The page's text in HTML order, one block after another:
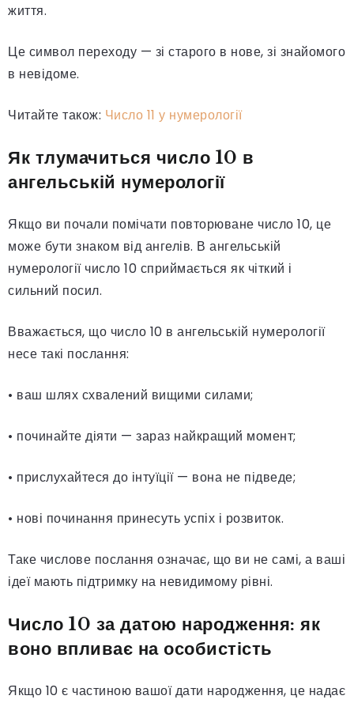
життя.
Це символ переходу — зі старого в нове, зі знайомого
в невідоме.
Читайте також: Число 11 у нумерології
Як тлумачиться число 10 в
ангельській нумерології
Якщо ви почали помічати повторюване число 10, це
може бути знаком від ангелів. В ангельській
нумерології число 10 сприймається як чіткий і
сильний посил.
Вважається, що число 10 в ангельській нумерології
несе такі послання:
• ваш шлях схвалений вищими силами;
• починайте діяти — зараз найкращий момент;
• прислухайтеся до інтуїції — вона не підведе;
• нові починання принесуть успіх і розвиток.
Таке числове послання означає, що ви не самі, а ваші
ідеї мають підтримку на невидимому рівні.
Число 10 за датою народження: як
воно впливає на особистість
Якщо 10 є частиною вашої дати народження, це надає